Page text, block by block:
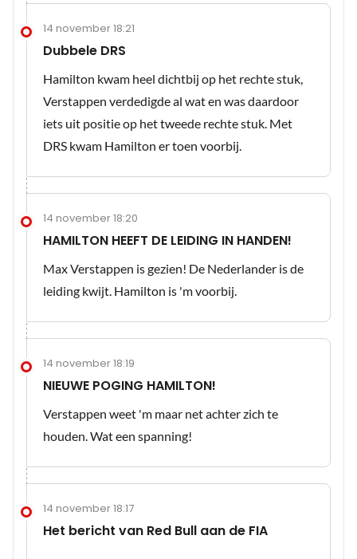
14 november 18:21
Dubbele DRS
Hamilton kwam heel dichtbij op het rechte stuk,
Verstappen verdedigde al wat en was daardoor
iets uit positie op het tweede rechte stuk. Met
DRS kwam Hamilton er toen voorbij.
14 november 18:20
HAMILTON HEEFT DE LEIDING IN HANDEN!
Max Verstappen is gezien! De Nederlander is de
leiding kwijt. Hamilton is 'm voorbij.
14 november 18:19
NIEUWE POGING HAMILTON!
Verstappen weet 'm maar net achter zich te
houden. Wat een spanning!
14 november 18:17
Het bericht van Red Bull aan de FIA